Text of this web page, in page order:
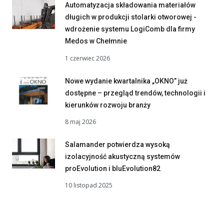
Automatyzacja składowania materiałów
długich w produkcji stolarki otworowej -
wdrożenie systemu LogiComb dla firmy
Medos w Chełmnie
1 czerwiec 2026
Nowe wydanie kwartalnika „OKNO” już
dostępne – przegląd trendów, technologii i
kierunków rozwoju branży
8 maj 2026
Salamander potwierdza wysoką
izolacyjność akustyczną systemów
proEvolution i bluEvolution82
10 listopad 2025